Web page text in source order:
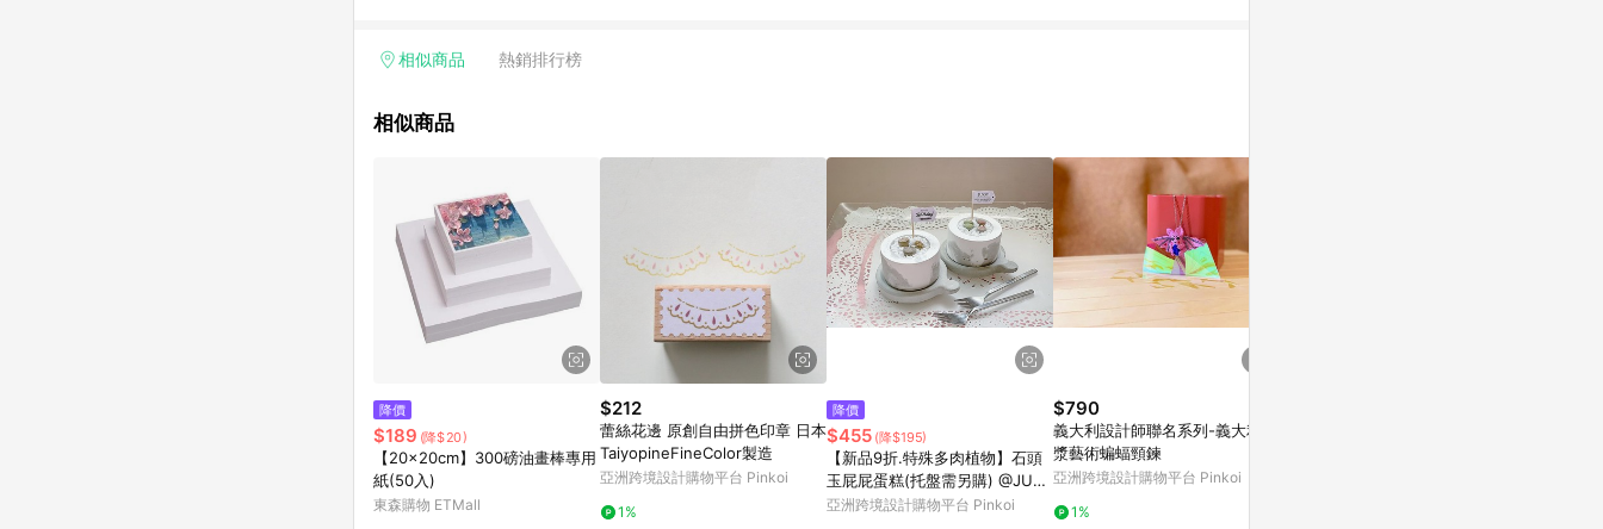
「草莓網」全館商品。 4. 如取消訂單、退貨、退款或購物中登出東森購物ETMall，將無法獲得點數回饋。 5. 點數回
面顯示為準。 7. LINE購物設有「單一商品最高回饋點數」機制(特殊活動時開放「回饋無上限」)，以同一訂單中同一
品資料更新會有時間差，如顯示之商品規格、顏色、價位、贈品與東森購物ETMall銷售網頁不符，以銷售網頁標示為
準。 9. 若有贈點爭議，請務必於訂單日期+180天以內至LINE購物客服洽詢；若超過180天(含)以上進行申訴，恕無法
贈點回饋。 10. 部分點數紅包僅限指定商品使用，或不適用於無回饋商品。各點數紅包之適用商品與使用條件請依點數
紅包頁面規則為準。
相似商品 熱銷排行榜
相似商品
降價
$189 (降$20)
【20x20cm】300磅油畫棒專用
紙(50入)
東森購物 ETMall
$212
蕾絲花邊 原創自由拼色印章 日本
TaiyopineFineColor製造
亞洲跨境設計購物平台 Pinkoi
1%
降價
$455 (降$195)
【新品9折.特殊多肉植物】石頭
玉屁屁蛋糕(托盤需另購) @JU多
肉
亞洲跨境設計購物平台 Pinkoi
$790
義大利設計師聯名系列-義大利紙
漿藝術蝙蝠頸鍊
亞洲跨境設計購物平台 Pinkoi
1%